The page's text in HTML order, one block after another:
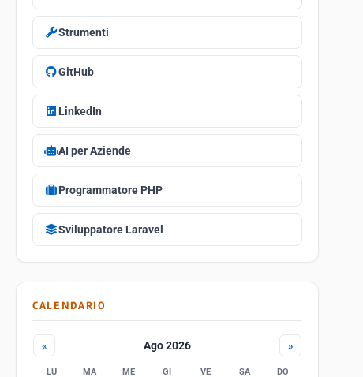
Strumenti
GitHub
LinkedIn
AI per Aziende
Programmatore PHP
Sviluppatore Laravel
CALENDARIO
« Ago 2026 »
LU MA ME GI VE SA DO